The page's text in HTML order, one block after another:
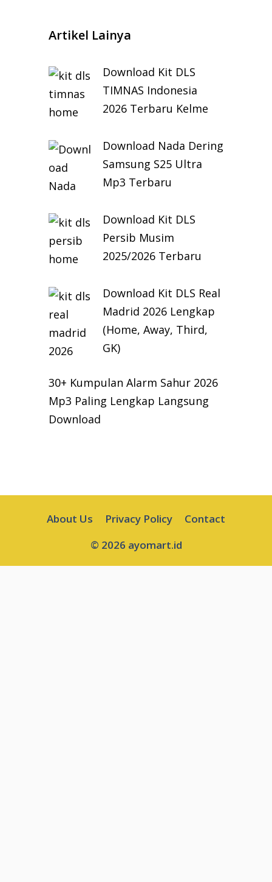
Artikel Lainya
Download Kit DLS
TIMNAS Indonesia
2026 Terbaru Kelme
Download Nada Dering
Samsung S25 Ultra
Mp3 Terbaru
Download Kit DLS
Persib Musim
2025/2026 Terbaru
Download Kit DLS Real
Madrid 2026 Lengkap
(Home, Away, Third,
GK)
30+ Kumpulan Alarm Sahur 2026
Mp3 Paling Lengkap Langsung
Download
About Us Privacy Policy
Contact
© 2026 ayomart.id